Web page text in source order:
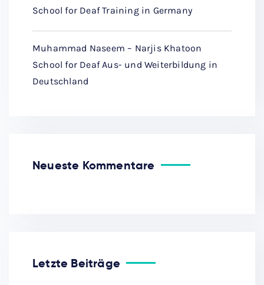
School for Deaf Training in Germany
Muhammad Naseem – Narjis Khatoon
School for Deaf Aus- und Weiterbildung in
Deutschland
Neueste Kommentare
Letzte Beiträge